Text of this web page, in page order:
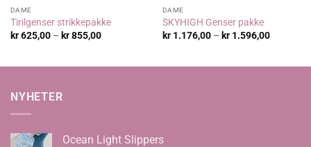
DAME
Tirilgenser strikkepakke
kr625,00 – kr855,00Prisområde:
DAME
SKYHIGH Genser pakke
kr1.176,00 – kr1.596,00
NYHETER
Ocean Light Slippers